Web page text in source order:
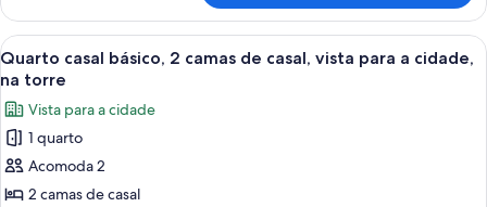
duplo
superior
Carrega
todas
as
fotos
de
Quarto
casal
Quarto de hotel com duas camas,
2
Quarto casal básico, 2 camas de casal, vista para a cidade,
na torre
Vista para a cidade
1 quarto
Acomoda 2
2 camas de casal